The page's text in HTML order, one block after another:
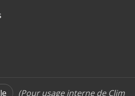
(Pour usage interne de Clim